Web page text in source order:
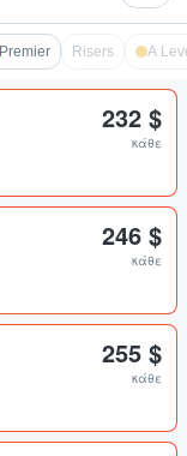
Premier Risers A
232 $
κάθε
246 $
κάθε
255 $
κάθε